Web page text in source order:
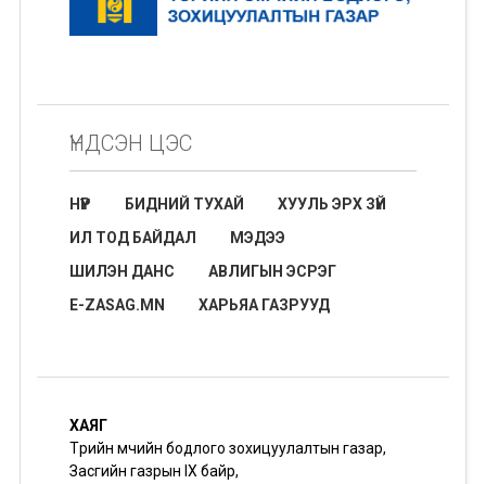
ҮНДСЭН ЦЭС
НҮҮР БИДНИЙ ТУХАЙ
ХУУЛЬ ЭРХ ЗҮЙ
ИЛ ТОД БАЙДАЛ
МЭДЭЭ
ШИЛЭН ДАНС
АВЛИГЫН ЭСРЭГ
E-ZASAG.MN
ХАРЬЯА ГАЗРУУД
ХАЯГ
Төрийн өмчийн бодлого зохицуулалтын газар,
Засгийн газрын IX байр,